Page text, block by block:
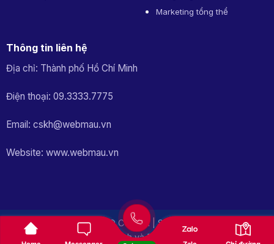
Marketing tổng thể
Thông tin liên hệ
Địa chỉ: Thành phố Hồ Chí Minh
Điện thoại: 09.3333.7775
Email: cskh@webmau.vn
Website: www.webmau.vn
Copyright 2026 © PUNO Co., Ltd | Số Giấy CN ĐKDN mã số
0315605136 do Sở Kế hoạch và Đầu tư cấp ngày 02/4/2019